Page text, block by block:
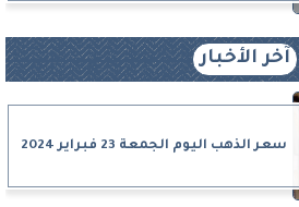
آخر الأخبار
سعر الذهب اليوم الجمعة 23 فبراير 2024